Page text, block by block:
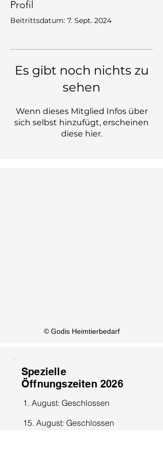
Profil
Beitrittsdatum: 7. Sept. 2024
Es gibt noch nichts zu
sehen
Wenn dieses Mitglied Infos über
sich selbst hinzufügt, erscheinen
diese hier.
© Godis Heimtierbedarf
Spezielle
Öffnungszeiten 2026
1. August: Geschlossen
15. August: Geschlossen